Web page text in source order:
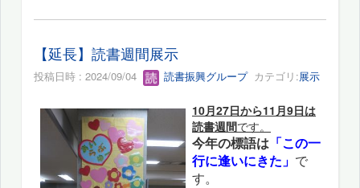
【延長】読書週間展示
投稿日時 : 2024/09/04 読書振興グループカテゴリ:展示
10月27日から11月9日は
読書週間です。
今年の標語は 「この一
行に逢いにきた」 で
す。